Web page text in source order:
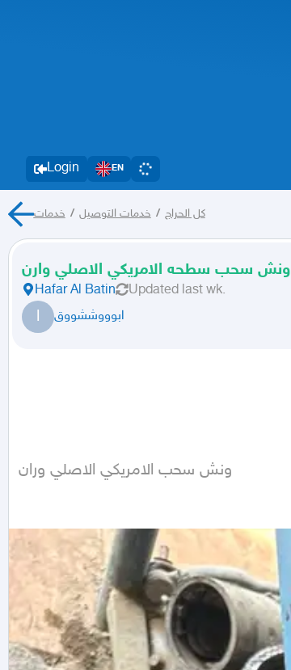
Login EN
كل الحراج / خدمات التوصيل / خدمات
ونش سحب سطحه الامريكي الاصلي وارن
Hafar Al Batin Updated last wk.
ا ابوووششووق
ونش سحب الامريكي الاصلي وران